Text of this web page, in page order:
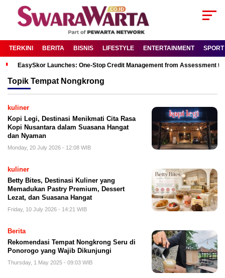
TERKINI BERITA BISNIS LIFESTYLE ENTERTAINMENT SPORT
EasySkor Launches: One-Stop Credit Management from Assessment
Topik Tempat Nongkrong
kuliner
Kopi Legi, Destinasi Menikmati Cita Rasa
Kopi Nusantara dalam Suasana Hangat
dan Nyaman
Monday, 20 July 2026 - 12:08 WIB
kuliner
Betty Bites, Destinasi Kuliner yang
Memadukan Pastry Premium, Dessert
Lezat, dan Suasana Hangat
Friday, 10 July 2026 - 14:21 WIB
Berita
Rekomendasi Tempat Nongkrong Seru di
Ponorogo yang Wajib Dikunjungi
Thursday, 1 May 2025 - 09:03 WIB